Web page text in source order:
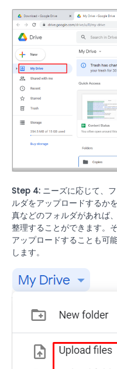
Step 4: ニーズに応じて、
ルダをアップロードするか
真などのフォルダがあれば
整理することができます。
アップロードすることも可
します。